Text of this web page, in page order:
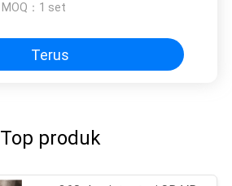
MOQ： 1 set
Terus
Top produk